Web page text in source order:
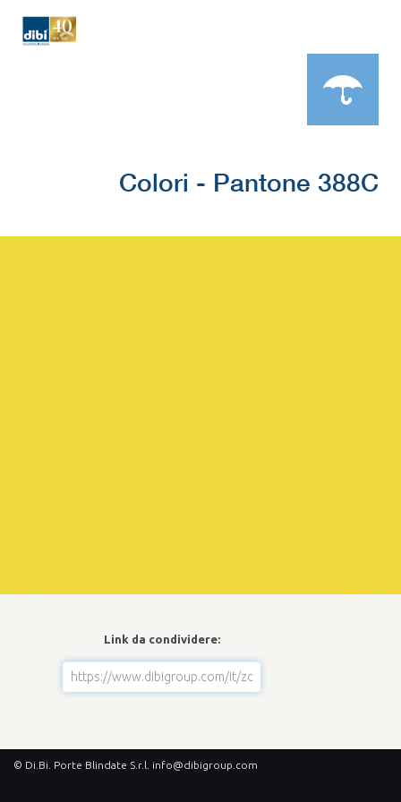
Colori - Pantone 388C
Link da condividere:
© Di.Bi. Porte Blindate S.r.l. info@dibigroup.com